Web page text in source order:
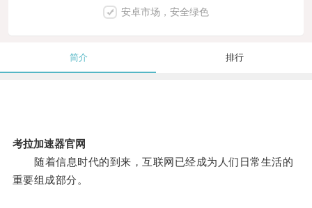
安卓市场，安全绿色
简介 排行
考拉加速器官网
随着信息时代的到来，互联网已经成为人们日常生活的
重要组成部分。